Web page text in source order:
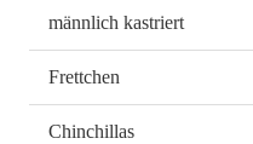
männlich kastriert
Frettchen
Chinchillas